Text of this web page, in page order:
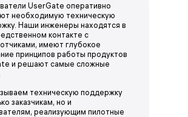
UserGate оперативно
необходимую техническую
Наши инженеры находятся в
контакте с
имеют глубокое
принципов работы продуктов
и решают самые сложные
техническую поддержку
заказчикам, но и
реализующим пилотные